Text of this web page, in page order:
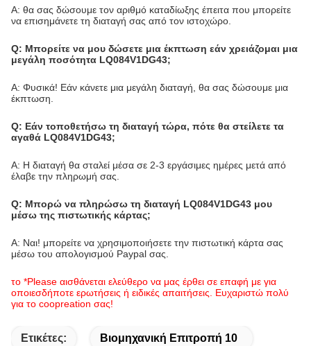
Α: θα σας δώσουμε τον αριθμό καταδίωξης έπειτα που μπορείτε
να επισημάνετε τη διαταγή σας από τον ιστοχώρο.
Q: Μπορείτε να μου δώσετε μια έκπτωση εάν χρειάζομαι μια
μεγάλη ποσότητα LQ084V1DG43;
Α: Φυσικά! Εάν κάνετε μια μεγάλη διαταγή, θα σας δώσουμε μια
έκπτωση.
Q: Εάν τοποθετήσω τη διαταγή τώρα, πότε θα στείλετε τα
αγαθά LQ084V1DG43;
Α: Η διαταγή θα σταλεί μέσα σε 2-3 εργάσιμες ημέρες μετά από
έλαβε την πληρωμή σας.
Q: Μπορώ να πληρώσω τη διαταγή LQ084V1DG43 μου
μέσω της πιστωτικής κάρτας;
Α: Ναι! μπορείτε να χρησιμοποιήσετε την πιστωτική κάρτα σας
μέσω του απολογισμού Paypal σας.
το *Please αισθάνεται ελεύθερο να μας έρθει σε επαφή με για
οποιεσδήποτε ερωτήσεις ή ειδικές απαιτήσεις. Ευχαριστώ πολύ
για το coopreation σας!
Ετικέτες: Βιομηχανική Επιτροπή 10